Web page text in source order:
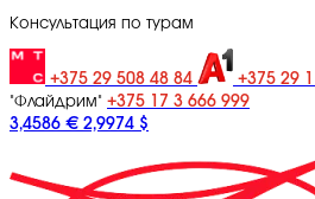
Консультация по турам
+375 29 508 48 84 +375 29
"Флайдрим" +375 17 3 666 999
3,4586 € 2,9974 $